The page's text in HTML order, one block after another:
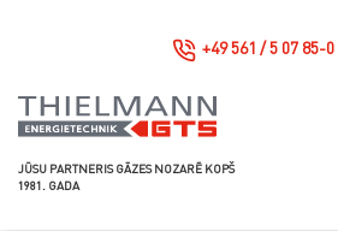
JŪSU PARTNERIS GĀZES NOZARĒ KOPŠ
1981. GADA
+49 561 / 5 07 85-0